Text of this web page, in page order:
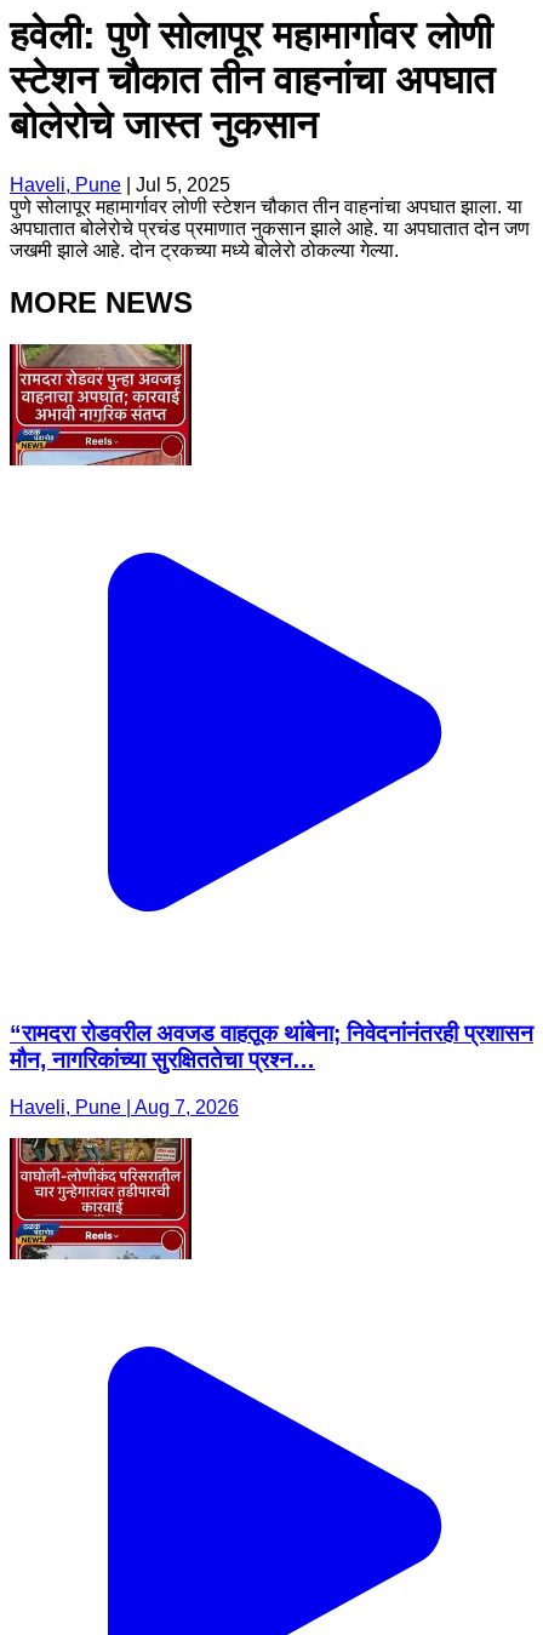
हवेली: पुणे सोलापूर महामार्गावर लोणी
स्टेशन चौकात तीन वाहनांचा अपघात
बोलेरोचे जास्त नुकसान
Haveli, Pune
Jul 5, 2025
पुणे सोलापूर महामार्गावर लोणी स्टेशन चौकात तीन वाहनांचा अपघात झाला. या
अपघातात बोलेरोचे प्रचंड प्रमाणात नुकसान झाले आहे. या अपघातात दोन जण
जखमी झाले आहे. दोन ट्रकच्या मध्ये बोलेरो ठोकल्या गेल्या.
MORE NEWS
“रामदरा रोडवरील अवजड वाहतूक थांबेना; निवेदनांनंतरही प्रशासन
मौन, नागरिकांच्या सुरक्षिततेचा प्रश्न…
Haveli, Pune | Aug 7, 2026